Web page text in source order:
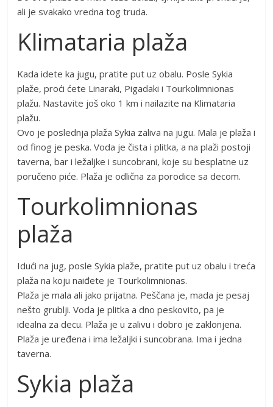
ali je svakako vredna tog truda.
Klimataria plaža
Kada idete ka jugu, pratite put uz obalu. Posle Sykia
plaže, proći ćete Linaraki, Pigadaki i Tourkolimnionas
plažu. Nastavite još oko 1 km i nailazite na Klimataria
plažu.
Ovo je poslednja plaža Sykia zaliva na jugu. Mala je plaža i
od finog je peska. Voda je čista i plitka, a na plaži postoji
taverna, bar i ležaljke i suncobrani, koje su besplatne uz
poručeno piće. Plaža je odlična za porodice sa decom.
Tourkolimnionas
plaža
Idući na jug, posle Sykia plaže, pratite put uz obalu i treća
plaža na koju naiđete je Tourkolimnionas.
Plaža je mala ali jako prijatna. Peščana je, mada je pesaj
nešto grublji. Voda je plitka a dno peskovito, pa je
idealna za decu. Plaža je u zalivu i dobro je zaklonjena.
Plaža je uređena i ima ležaljki i suncobrana. Ima i jedna
taverna.
Sykia plaža